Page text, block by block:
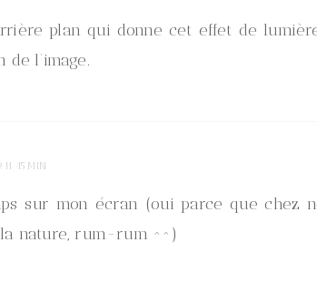
plan qui donne cet effet de
de l’image.
H 45 MIN
sur mon écran (oui parce que chez
la nature, rum-rum ^^)